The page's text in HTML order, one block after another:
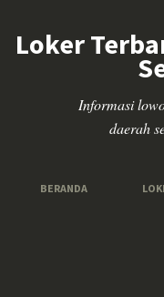
Loker
Informasi
daerah
BERANDA